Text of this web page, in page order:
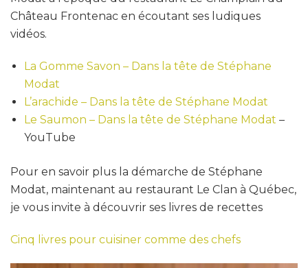
Château Frontenac en écoutant ses ludiques
vidéos.
La Gomme Savon – Dans la tête de Stéphane
Modat
L’arachide – Dans la tête de Stéphane Modat
Le Saumon – Dans la tête de Stéphane Modat –
YouTube
Pour en savoir plus la démarche de Stéphane
Modat, maintenant au restaurant Le Clan à Québec,
je vous invite à découvrir ses livres de recettes
Cinq livres pour cuisiner comme des chefs